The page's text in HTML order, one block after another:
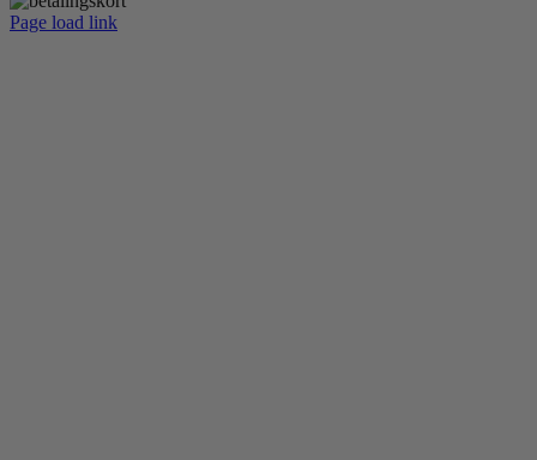
Page load link